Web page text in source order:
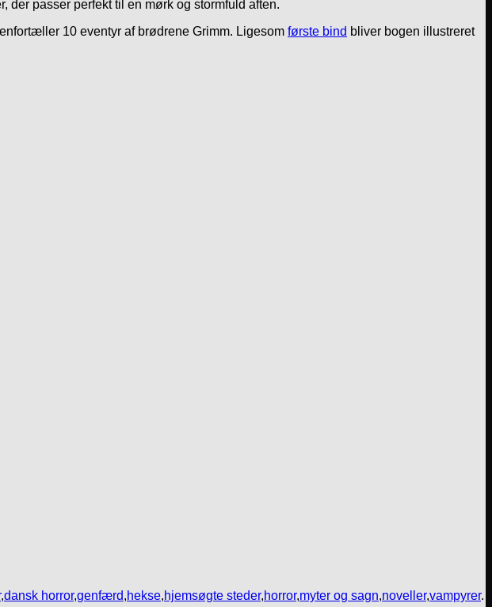
passer perfekt til en mørk og stormfuld aften.
10 eventyr af brødrene Grimm. Ligesom første bind bliver bogen illustreret
,dansk horror,genfærd,hekse,hjemsøgte steder,horror,myter og sagn,noveller,vampyrer.